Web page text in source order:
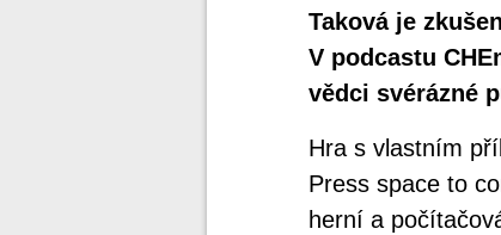
Taková je
V podcastu
vědci svérázné
Hra s vlastním
Press space to
herní a